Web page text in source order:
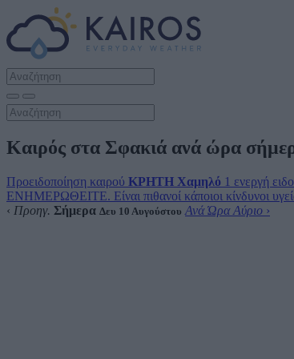
Καιρός στα Σφακιά ανά ώρα
Προειδοποίηση καιρού ΚΡΗΤΗ Χαμηλό 1 ενεργή
ΕΝΗΜΕΡΩΘΕΙΤΕ. Είναι πιθανοί κάποιοι κίνδυνοι
‹ Προηγ. Σήμερα Δευ 10 Αυγούστου Ανά Ώρα Αύριο ›